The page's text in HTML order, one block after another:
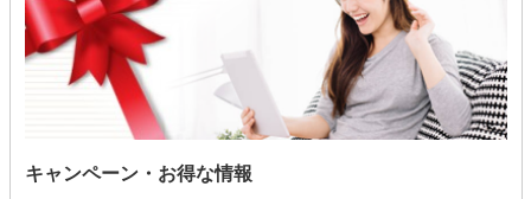
キャンペーン・お得な情報